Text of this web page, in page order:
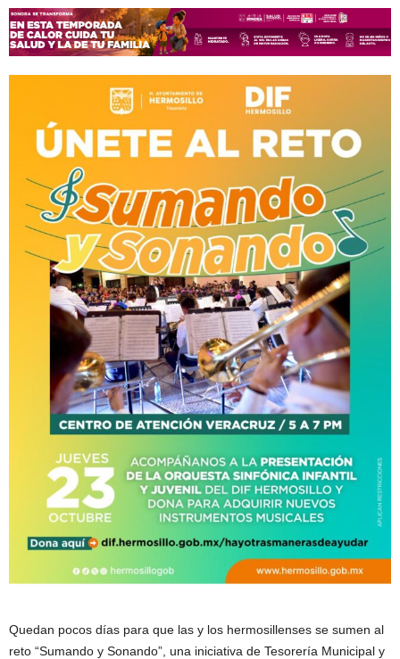
Quedan pocos días para que las y los hermosillenses se sumen al
reto “Sumando y Sonando”, una iniciativa de Tesorería Municipal y